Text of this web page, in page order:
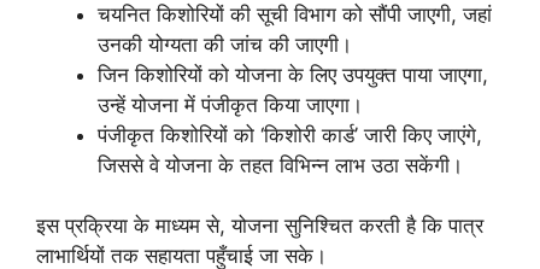
चयनित किशोरियों की सूची विभाग को सौंपी जाएगी, जहां
उनकी योग्यता की जांच की जाएगी।
जिन किशोरियों को योजना के लिए उपयुक्त पाया जाएगा,
उन्हें योजना में पंजीकृत किया जाएगा।
पंजीकृत किशोरियों को ‘किशोरी कार्ड’ जारी किए जाएंगे,
जिससे वे योजना के तहत विभिन्न लाभ उठा सकेंगी।
इस प्रक्रिया के माध्यम से, योजना सुनिश्चित करती है कि पात्र
लाभार्थियों तक सहायता पहुँचाई जा सके।